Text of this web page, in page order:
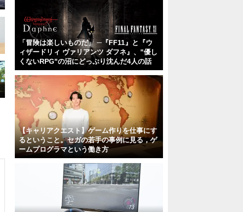
「冒険は楽しいものだ」 ─『FF11』と『ウ
ィザードリィ ヴァリアンツ ダフネ』、"優し
くないRPG"の沼にどっぷり沈んだ4人の話
【キャリアクエスト】ゲーム作りを仕事にす
るということ。セガの若手の事例に見る，ゲ
ームプログラマという働き方